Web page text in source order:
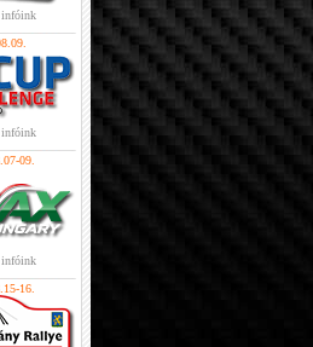
infóink
infóink
09.
infóink
16.